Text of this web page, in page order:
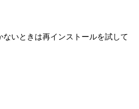
ないときは再インストールを試して